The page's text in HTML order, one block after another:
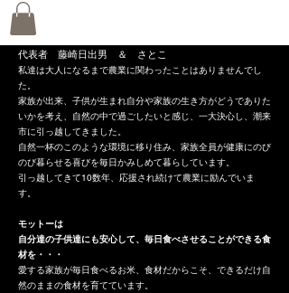
​代表者 藤崎日出男 ＆ さとこ
私達は大人になるまで農業に関わったことはありませんでし
た。
家族が出来、子供が生まれ自分や家族の生き方がどうでありた
いかを考え、自然の中で過ごしたいと感じ、一大決心し、潮来
市に引っ越してきました。
自然一杯のこのような環境に移り住み、家族全員が健康にのび
のび暮らせる喜びを毎日かみしめて暮らしています。
引っ越してきて10数年、応援され続けて農業に励んでいま
す。
モットーは
自分達の子供達にも安心して、毎日食べさせることができる食
材を・・・
愛する家族が毎日食べるお米、食材だからこそ、できるだけ自
然のままの食材を育てています。